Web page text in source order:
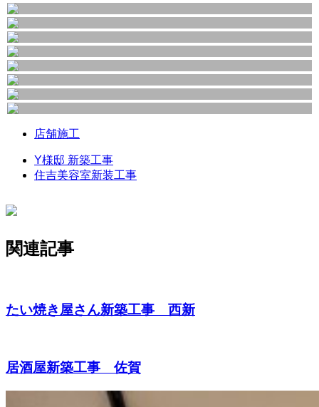
店舗施工
Y様邸 新築工事
住吉美容室新装工事
関連記事
たい焼き屋さん新築工事 西新
居酒屋新築工事 佐賀